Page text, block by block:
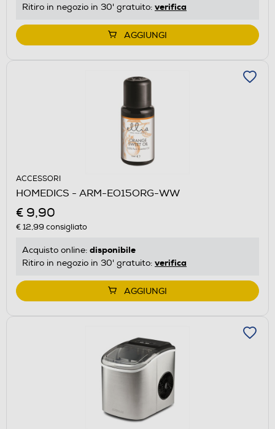
Ritiro in negozio in 30' gratuito: verifica
AGGIUNGI
ACCESSORI
HOMEDICS - ARM-EO15ORG-WW
€ 9,90
€ 12,99 consigliato
Acquisto online: disponibile
Ritiro in negozio in 30' gratuito: verifica
AGGIUNGI